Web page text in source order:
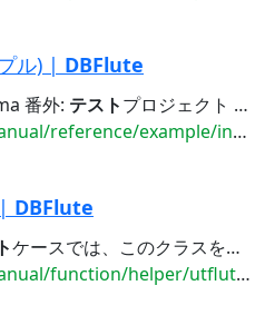
ル) | DBFlute
番外: テストプロジェクト Exampleではなく、DBFlute自体の
reference/example/index.html
DBFlute
ケースでは、このクラスを継承します。 (webに依存したプロジェクトであれば、クラス名に...(webに依存したプロジェクトであれば、クラス名に Web が付いた方を) こうすることで、
helper/utflute/setup.html